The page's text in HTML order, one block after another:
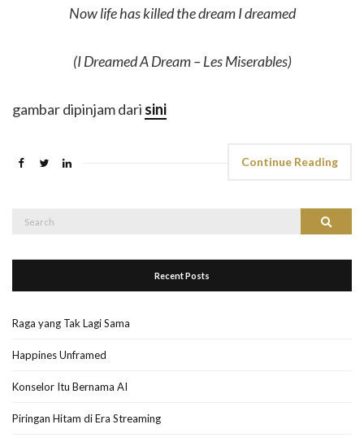
Now life has killed the dream I dreamed
(I Dreamed A Dream – Les Miserables)
gambar dipinjam dari sini
Continue Reading
Search
Search
Recent Posts
Raga yang Tak Lagi Sama
Happines Unframed
Konselor Itu Bernama AI
Piringan Hitam di Era Streaming